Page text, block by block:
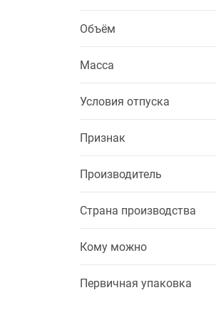
Объём
Масса
Условия отпуска
Признак
Производитель
Страна производства
Кому можно
Первичная упаковка